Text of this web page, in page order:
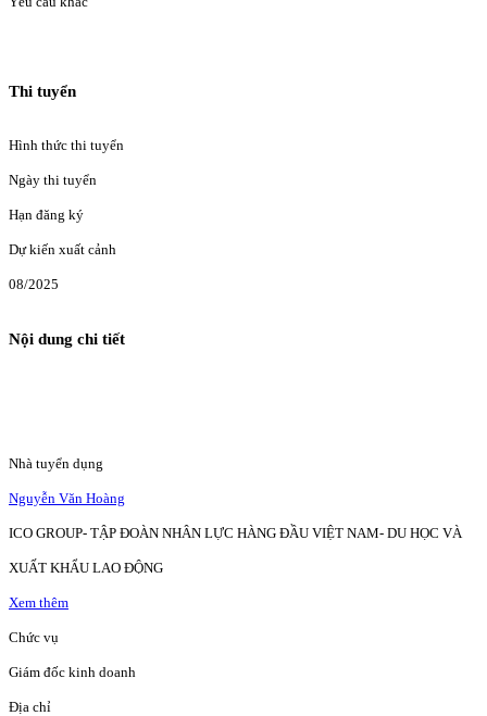
Thi tuyển
Hình thức thi tuyển
Ngày thi tuyển
Hạn đăng ký
Dự kiến xuất cảnh
08/2025
Nội dung chi tiết
Nhà tuyển dụng
Nguyễn Văn Hoàng
ICO GROUP- TẬP ĐOÀN NHÂN LỰC HÀNG ĐẦU VIỆT NAM- DU HỌC VÀ
XUẤT KHẨU LAO ĐỘNG
Xem thêm
Chức vụ
Giám đốc kinh doanh
Địa chỉ